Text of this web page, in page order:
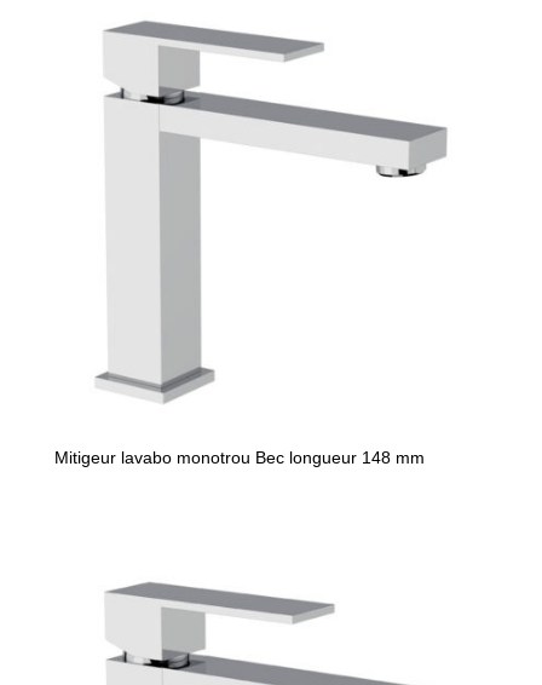
Mitigeur lavabo monotrou Bec longueur 148 mm